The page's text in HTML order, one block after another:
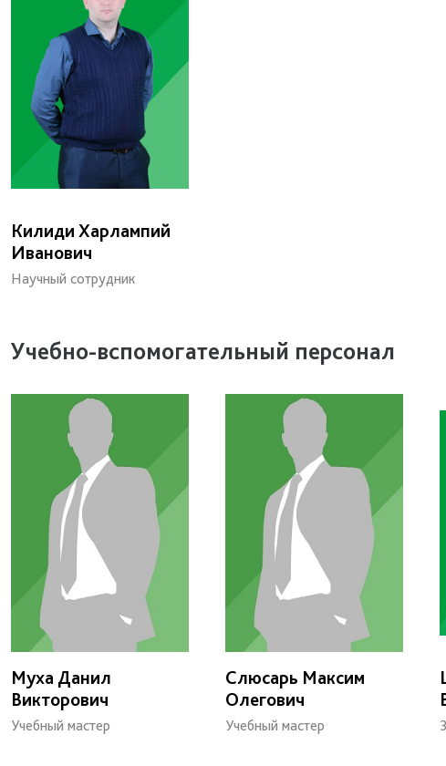
Килиди Харлампий
Иванович
Научный сотрудник
Учебно-вспомогательный персонал
Муха Данил
Викторович
Учебный мастер
Слюсарь Максим
Олегович
Учебный мастер